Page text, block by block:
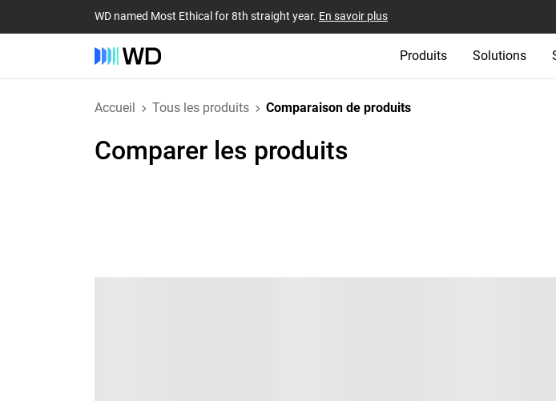
WD named Most Ethical for 8th straight year. En savoir plus
Produits Solutions
Accueil Tous les produits Comparaison de produits
Comparer les produits